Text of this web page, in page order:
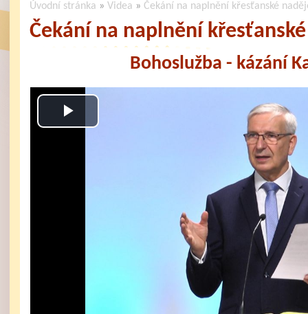
Úvodní stránka » Videa » Čekání na naplnění křesťanské
Čekání na naplnění
Bohoslužba - kázání
Play